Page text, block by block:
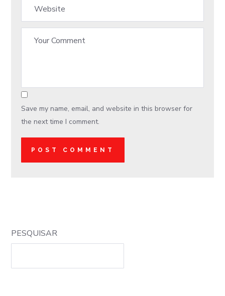
Save my name, email, and website in this browser for
the next time I comment.
PESQUISAR